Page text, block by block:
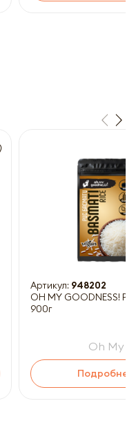
Артикул: 948202
OH MY GOODNESS!
900г
Oh My
Подробнее